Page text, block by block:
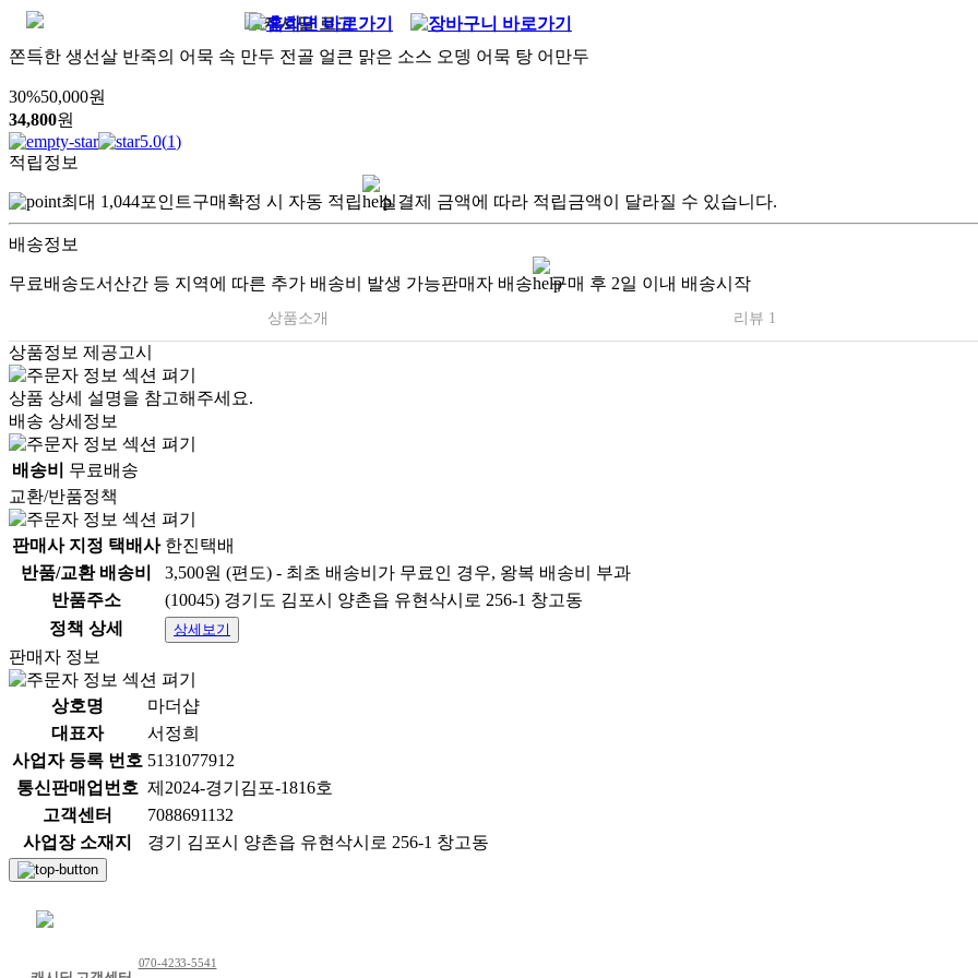
쫀득한 생선살 반죽의 어묵 속 만두 전골 얼큰 맑은 소스 오뎅 어묵 탕 어만두
30%50,000원
34,800원
5.0(1)
적립정보
최대 1,044포인트구매확정 시 자동 적립 실결제 금액에 따라 적립금액이 달라질 수 있습니다.
배송정보
무료배송도서산간 등 지역에 따른 추가 배송비 발생 가능판매자 배송 구매 후 2일 이내 배송시작
상품소개 리뷰 1
상품정보 제공고시
상품 상세 설명을 참고해주세요.
배송 상세정보
배송비
무료배송
교환/반품정책
판매사 지정 택배사 한진택배
반품/교환 배송비
3,500원 (편도) - 최초 배송비가 무료인 경우, 왕복 배송비 부과
반품주소
(10045) 경기도 김포시 양촌읍 유현삭시로 256-1 창고동
정책 상세
상세보기
판매자 정보
상호명
마더샵
대표자
서정희
사업자 등록 번호 5131077912
통신판매업번호 제2024-경기김포-1816호
고객센터
7088691132
사업장 소재지
경기 김포시 양촌읍 유현삭시로 256-1 창고동
070-4233-5541